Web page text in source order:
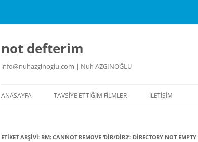
İçeriğe
not defterim
info@nuhazginoglu.com | Nuh AZGINOĞLU
ANASAYFA TAVSIYE ETTIĞIM FILMLER İLETIŞIM
ETIKET ARŞIVI: RM: CANNOT REMOVE ‘DIR/DIR2’: DIRECTORY NOT EMPTY